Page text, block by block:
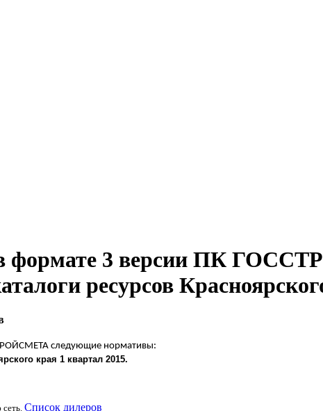
в формате 3 версии ПК
ресурсов
следующие нормативы:
края 1 квартал 2015.
Список дилеров